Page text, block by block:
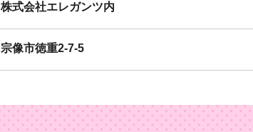
株式会社エレガンツ内
宗像市徳重2-7-5